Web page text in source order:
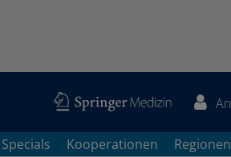
Specials Kooperationen Regionen